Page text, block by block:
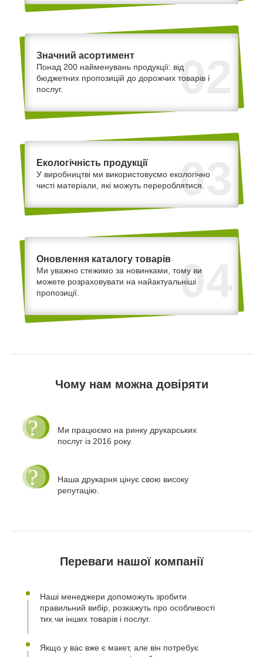
02
Значний асортимент
Понад 200 найменувань продукції: від
бюджетних пропозицій до дорожчих товарів і
послуг.
03
Екологічність продукції
У виробництві ми використовуємо екологічно
чисті матеріали, які можуть перероблятися.
04
Оновлення каталогу товарів
Ми уважно стежимо за новинками, тому ви
можете розраховувати на найактуальніші
пропозиції.
Чому нам можна довіряти
Ми працюємо на ринку друкарських
послуг із 2016 року.
Наша друкарня цінує свою високу
репутацію.
Переваги нашої компанії
Наші менеджери допоможуть зробити
правильний вибір, розкажуть про особливості
тих чи інших товарів і послуг.
Якщо у вас вже є макет, але він потребує